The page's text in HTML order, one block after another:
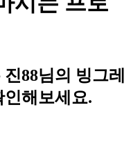
88님의 빙그레
해보세요.